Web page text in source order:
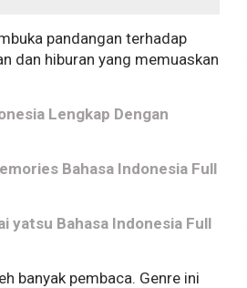
pandangan terhadap
dan hiburan yang memuaskan
Lengkap Dengan
Bahasa Indonesia Full
yatsu Bahasa Indonesia Full
banyak pembaca. Genre ini